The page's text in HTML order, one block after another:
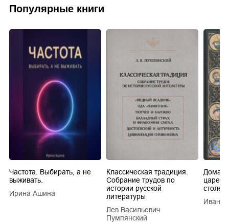
Популярные книги
Частота. Выбирать, а не
выживать.
Ирина Ашина
Классическая традиция.
Собрание трудов по
истории русской
литературы
Лев Васильевич
Пумпянский
царей
Иван